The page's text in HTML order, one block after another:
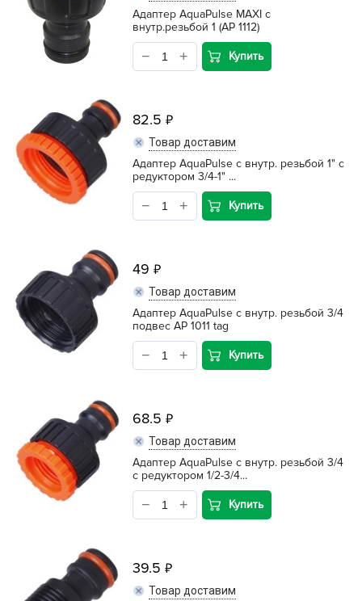
Адаптер AquaPulse МАХI с
внутр.резьбой 1 (АР 1112)
Купить
82.5
Товар доставим
Адаптер AquaPulse с внутр. резьбой 1" с
редуктором 3/4-1" ...
Купить
49
Товар доставим
Адаптер AquaPulse с внутр. резьбой 3/4
подвес АР 1011 tag
Купить
68.5
Товар доставим
Адаптер AquaPulse с внутр. резьбой 3/4
с редуктором 1/2-3/4...
Купить
39.5
Товар доставим